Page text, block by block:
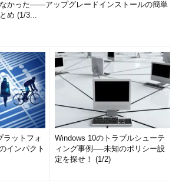
／
ュリテ
れた
ァイア
ほぼ同
・プロ
と「プ
・プロ
「パブ
ロファ
かった――アップグレードインストールの簡単
め (1/3...
ラットフォ
インパクト
Windows 10のトラブルシューテ
ィング事例──未知のポリシー設
定を探せ！ (1/2)